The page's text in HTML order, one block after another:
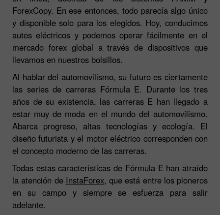
ForexCopy. En ese entonces, todo parecía algo único
y disponible solo para los elegidos. Hoy, conducimos
autos eléctricos y podemos operar fácilmente en el
mercado forex global a través de dispositivos que
llevamos en nuestros bolsillos.
Al hablar del automovilismo, su futuro es ciertamente
las series de carreras Fórmula E. Durante los tres
años de su existencia, las carreras E han llegado a
estar muy de moda en el mundo del automovilismo.
Abarca progreso, altas tecnologías y ecología. El
diseño futurista y el motor eléctrico corresponden con
el concepto moderno de las carreras.
Todas estas características de Fórmula E han atraído
la atención de InstaForex, que está entre los pioneros
en su campo y siempre se esfuerza para salir
adelante.